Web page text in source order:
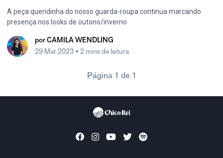
A peça queridinha do nosso guarda-roupa continua marcando
presença nos looks de outono/inverno
por CAMILA WENDLING
29 Mar 2023 • 2 mins de leitura
Página 1 de 1